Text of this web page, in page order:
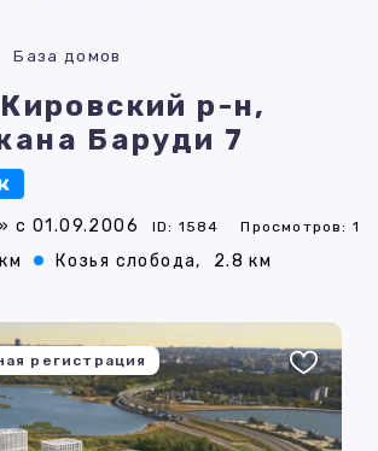
База домов
р-н,
Баруди 7
с 01.09.2006 ID: 1584 Просмотров: 1
Козья слобода, 2.8 км
регистрация